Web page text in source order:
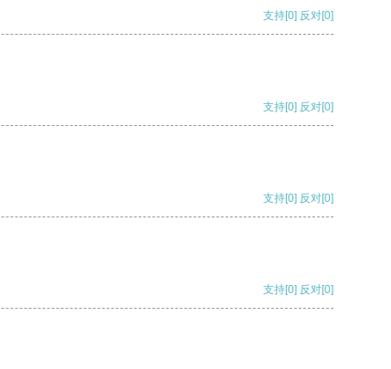
支持[0] 反对[0]
支持[0] 反对[0]
支持[0] 反对[0]
支持[0] 反对[0]